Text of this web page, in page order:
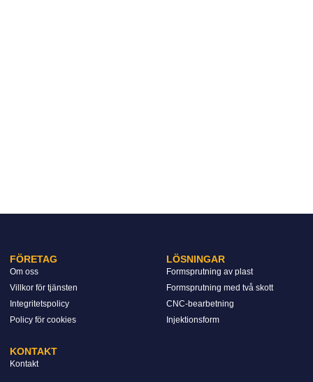
FÖRETAG
Om oss
Villkor för tjänsten
Integritetspolicy
Policy för cookies
LÖSNINGAR
Formsprutning av plast
Formsprutning med två skott
CNC-bearbetning
Injektionsform
KONTAKT
Kontakt